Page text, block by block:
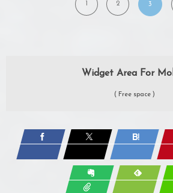
1 2 3
Widget Area For
( Free space )